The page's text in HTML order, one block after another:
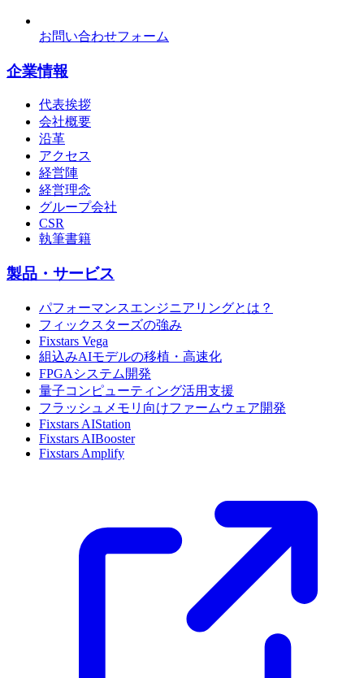
お問い合わせフォーム
企業情報
代表挨拶
会社概要
沿革
アクセス
経営陣
経営理念
グループ会社
CSR
執筆書籍
製品・サービス
パフォーマンスエンジニアリングとは？
フィックスターズの強み
Fixstars Vega
組込みAIモデルの移植・高速化
FPGAシステム開発
量子コンピューティング活用支援
フラッシュメモリ向けファームウェア開発
Fixstars AIStation
Fixstars AIBooster
Fixstars Amplify